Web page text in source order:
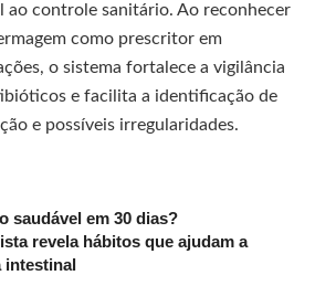
ao controle sanitário. Ao reconhecer
como prescritor em
o sistema fortalece a vigilância
e facilita a identificação de
e possíveis irregularidades.
saudável em 30 dias?
revela hábitos que ajudam a
intestinal